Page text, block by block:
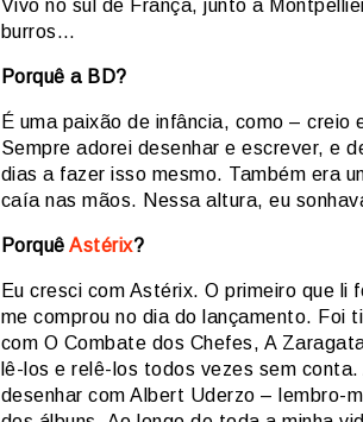
Vivo no sul de França, junto a
burros…
Porquê a BD?
É uma paixão de infância, como –
Sempre adorei desenhar e escrever, e
dias a fazer isso mesmo. Também era
caía nas mãos. Nessa altura, eu
Porquê Astérix?
Eu cresci com Astérix. O primeiro que li
me comprou no dia do lançamento. Foi
com O Combate dos Chefes, A
lê-los e relê-los todos vezes sem
desenhar com Albert Uderzo – lembro-